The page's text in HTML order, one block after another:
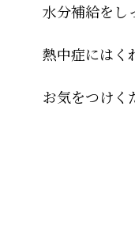
水分補給をし
熱中症にはく
お気をつけく